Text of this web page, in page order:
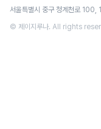
서울특별시 중구 청계천로
© 제이지루나. All rights